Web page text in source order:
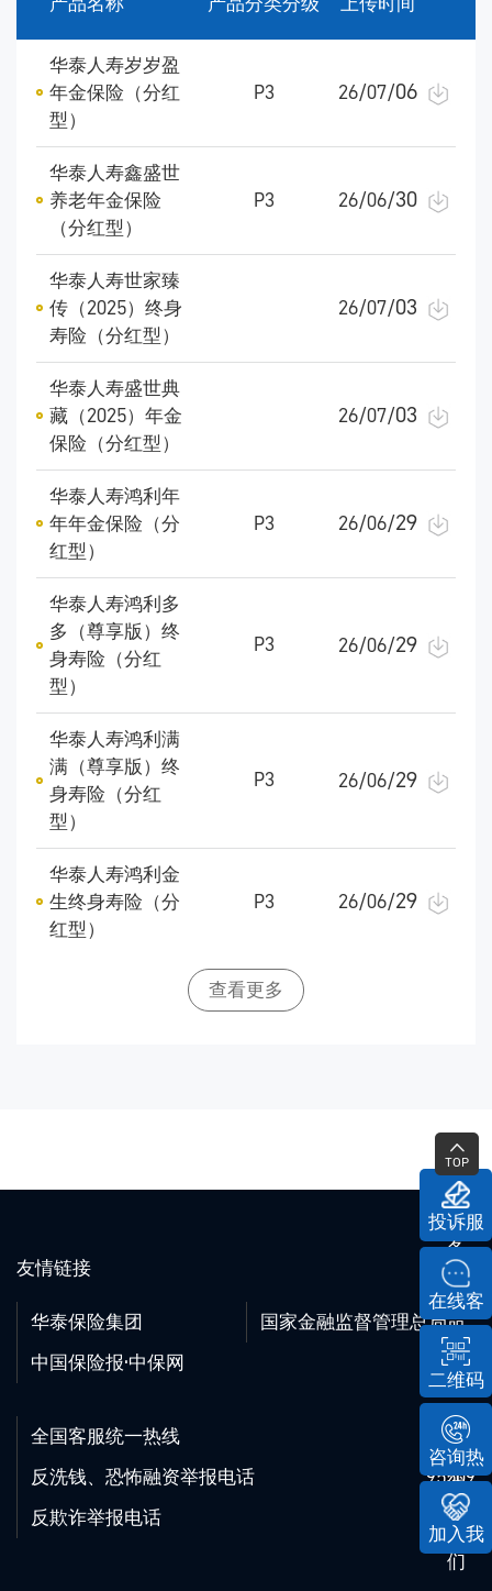
投诉服
务
在线客
服
二维码
咨询热
线
加入我
们
TOP
华泰人寿岁岁盈
年金保险（分红
型）
P3 26/07/06
华泰人寿鑫盛世
养老年金保险
（分红型）
P3 26/06/30
华泰人寿世家臻
传（2025）终身
寿险（分红型）
26/07/03
华泰人寿盛世典
藏（2025）年金
保险（分红型）
26/07/03
华泰人寿鸿利年
年年金保险（分
红型）
P3 26/06/29
华泰人寿鸿利多
多（尊享版）终
身寿险（分红
型）
P3 26/06/29
华泰人寿鸿利满
满（尊享版）终
身寿险（分红
型）
P3 26/06/29
华泰人寿鸿利金
生终身寿险（分
红型）
P3 26/06/29
查看更多
友情链接
华泰保险集团
国家金融监督管理总局
中国保险报·中保网
全国客服统一热线
95509
反洗钱、恐怖融资举报电话
95509
反欺诈举报电话
95509